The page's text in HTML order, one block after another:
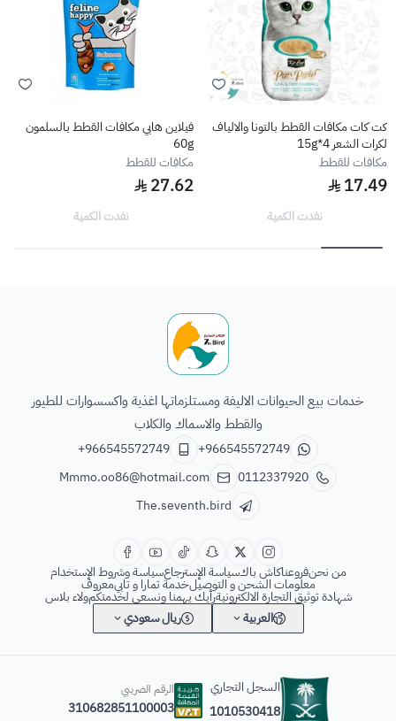
كت كات مكافات القطط بالتونا والالياف
لكرات الشعر 4*15g
مكافات للقطط
17.49
نفدت الكمية
فيلاين هابي مكافات القطط بالسلمون
60g
مكافات للقطط
27.62
نفدت الكمية
خدمات بيع الحيوانات الاليفة ومستلزماتها اغذية واكسسوارات للطيور
والقطط والاسماك والكلاب
+966545572749
+966545572749
0112337920
Mmmo.oo86@hotmail.com
The.seventh.bird
من نحنفروعناكاش باكسياسة الإسترجاعسياسة وشروط الإستخدام
معلومات الشحن و التوصيلخدمة تمارا و تابيمعروف
شهادة توثيق التجارة الالكترونيةرأيك يهمنا ونسعى لخدمتكمولاء بلاس
العربية
ريال سعودي
السجل التجاري
1010530418
الرقم الضريبي
310682851100003